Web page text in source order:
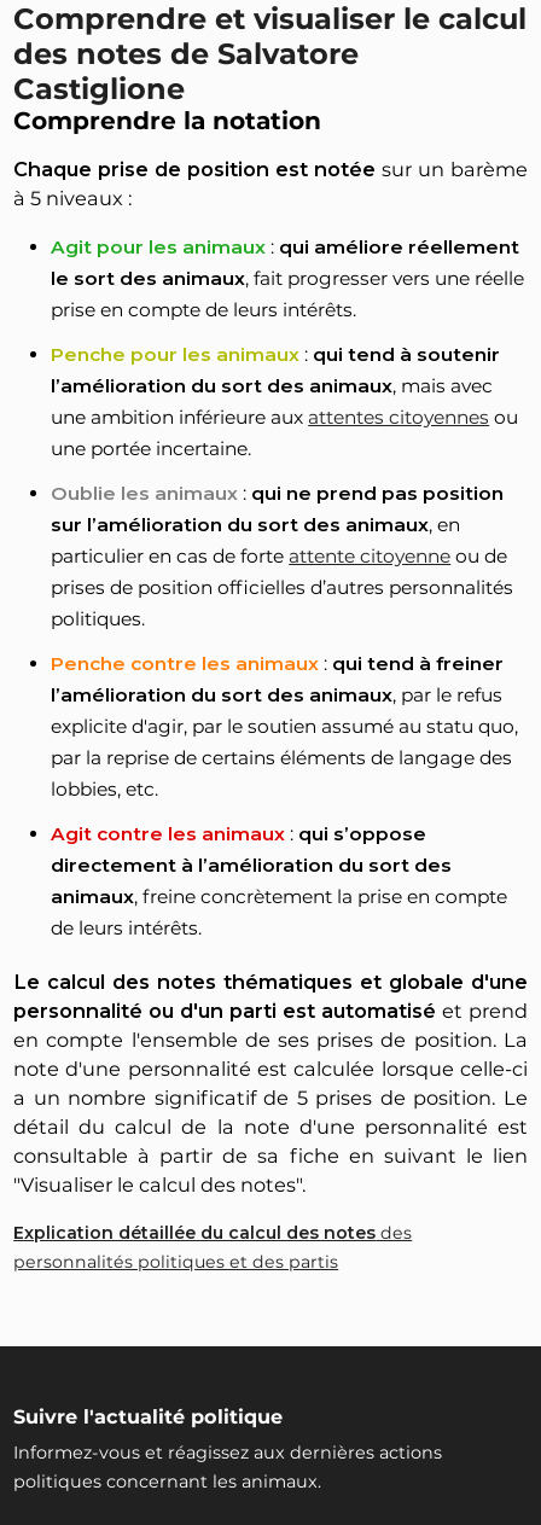
Comprendre et visualiser le calcul
des notes de Salvatore
Castiglione
Comprendre la notation
Chaque prise de position est notée sur un barème
à 5 niveaux :
Agit pour les animaux : qui améliore réellement
le sort des animaux, fait progresser vers une réelle
prise en compte de leurs intérêts.
Penche pour les animaux : qui tend à soutenir
l’amélioration du sort des animaux, mais avec
une ambition inférieure aux attentes citoyennes ou
une portée incertaine.
Oublie les animaux : qui ne prend pas position
sur l’amélioration du sort des animaux, en
particulier en cas de forte attente citoyenne ou de
prises de position officielles d’autres personnalités
politiques.
Penche contre les animaux : qui tend à freiner
l’amélioration du sort des animaux, par le refus
explicite d'agir, par le soutien assumé au statu quo,
par la reprise de certains éléments de langage des
lobbies, etc.
Agit contre les animaux : qui s’oppose
directement à l’amélioration du sort des
animaux, freine concrètement la prise en compte
de leurs intérêts.
Le calcul des notes thématiques et globale d'une
personnalité ou d'un parti est automatisé et prend
en compte l'ensemble de ses prises de position. La
note d'une personnalité est calculée lorsque celle-ci
a un nombre significatif de 5 prises de position. Le
détail du calcul de la note d'une personnalité est
consultable à partir de sa fiche en suivant le lien
"Visualiser le calcul des notes".
Explication détaillée du calcul des notes des
personnalités politiques et des partis
Suivre l'actualité politique
Informez-vous et réagissez aux dernières actions
politiques concernant les animaux.